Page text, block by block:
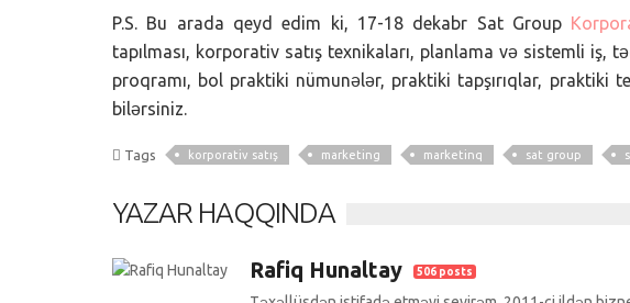
P.S. Bu arada qeyd edim ki, 17-18 dekabr Sat Group
tapılması, korporativ satış texnikaları, planlama və sistemli iş,
proqramı, bol praktiki nümunələr, praktiki tapşırıqlar, praktiki
bilərsiniz.
Tags korporativ satış marketing marketinq sat group
YAZAR HAQQINDA
Rafiq Hunaltay 506 posts